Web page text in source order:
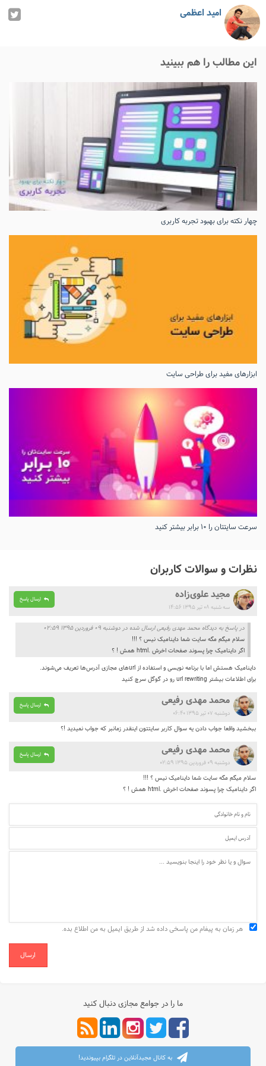
امید اعظمی
این مطالب را هم ببینید
چهار نکته برای بهبود تجربه کاربری
ابزارهای مفید برای طراحی سایت
سرعت سایتتان را ۱۰ برابر بیشتر کنید
نظرات و سوالات کاربران
ارسال پاسخ مجید علوی‌زاده
سه شنبه ۰۸ تیر ۱۳۹۵ ۱۴:۵۶
در پاسخ به دیدگاه محمد مهدی رفیعی ارسال شده در دوشنبه ۰۹ فروردین ۱۳۹۵ ۰۲:۵۹
سلام میگم مگه سایت شما داینامیک نیس ؟ !!!
اگر داینامیک چرا پسوند صفحات اخرش .html همش ! ؟
داینامیک هستش اما با برنامه نویسی و استفاده از urlهای مجازی آدرس‌ها تعریف می‌شوند.
برای اطلاعات بیشتر url rewriting رو در گوگل سرچ کنید
ارسال پاسخ محمد مهدی رفیعی
دوشنبه ۰۷ تیر ۱۳۹۵ ۰۶:۴۰
ببخشید واقعا جواب دادن یه سوال کاربر سایتتون اینقدر زمانبر که جواب نمیدید !‌؟
ارسال پاسخ محمد مهدی رفیعی
دوشنبه ۰۹ فروردین ۱۳۹۵ ۰۲:۵۹
سلام میگم مگه سایت شما داینامیک نیس ؟ !!!
اگر داینامیک چرا پسوند صفحات اخرش .html همش ! ؟
هر زمان به پیغام من پاسخی داده شد از طریق ایمیل به من اطلاع بده.
ارسال
ما را در جوامع مجازی دنبال کنید
به کانال مجیدآنلاین در تلگرام بپیوندید!